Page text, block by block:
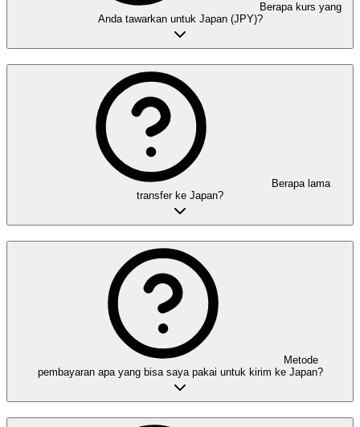
Berapa kurs yang
Anda tawarkan untuk Japan (JPY)?
Berapa lama
transfer ke Japan?
Metode
pembayaran apa yang bisa saya pakai untuk kirim ke Japan?